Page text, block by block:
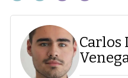
Carlos